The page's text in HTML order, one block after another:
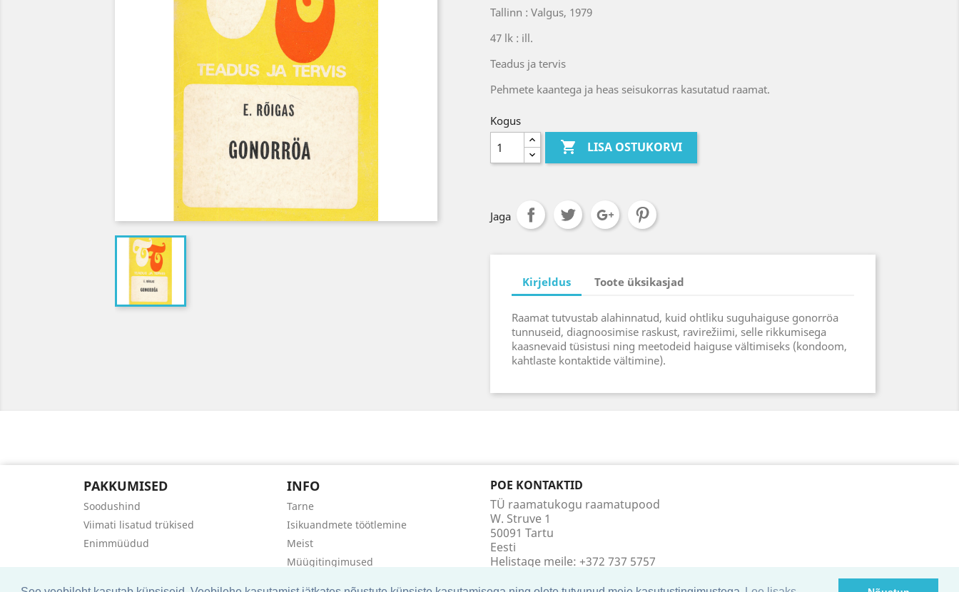
Tallinn : Valgus, 1979
47 lk : ill.
Teadus ja tervis
Pehmete kaantega ja heas seisukorras kasutatud raamat.
Kogus
 LISA OSTUKORVI
Jaga
Kirjeldus Toote üksikasjad
Raamat tutvustab alahinnatud, kuid ohtliku suguhaiguse gonorröa
tunnuseid, diagnoosimise raskust, ravirežiimi, selle rikkumisega
kaasnevaid tüsistusi ning meetodeid haiguse vältimiseks (kondoom,
kahtlaste kontaktide vältimine).
PAKKUMISED
Soodushind
Viimati lisatud trükised
Enimmüüdud
INFO
Tarne
Isikuandmete töötlemine
Meist
Müügitingimused
POE KONTAKTID
TÜ raamatukogu raamatupood
W. Struve 1
50091 Tartu
Eesti
Helistage meile: +372 737 5757